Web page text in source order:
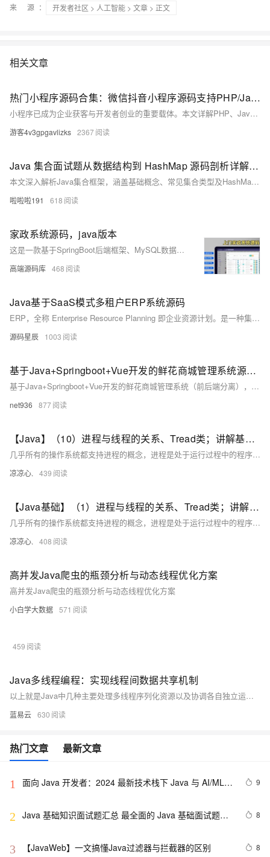
来 源：
开发者社区 > 人工智能 > 文章 > 正文
相关文章
热门小程序源码合集：微信抖音小程序源码支持PHP/Java/uni-app完整项目实践指南
小程序已成为企业获客与开发者创业的重要载体。本文详解PHP、Java、uni-app三大技术栈在电商、工具、服务类小程序中的源码应用，提供从开发到部署的全流程指南，并分享选型避坑与商业化落地策略，助力开发者高效构建稳定可扩展项目。
游客4v3gpgavlizks 2367
Java 集合面试题从数据结构到 HashMap 源码剖析详解及长尾考点梳理
本文深入解析Java集合框架，涵盖基础概念、常见集合类型及HashMap的底层数据结构与源码实现。从Collection、Map到Iterator接口，逐一剖析其特性与应用场景。重点解读HashMap在JDK1.7与1.8中的数据结构演变，包括数组+链表+红黑树优化，以及put方法和扩容机制的实现细节。结合订单管理与用户权限管理等实际案例，展示集合框架的应用价值，助你全面掌握相关知识，轻松应对面试与开发需求。
啦啦啦191 618
家政系统源码，java版本
这是一款基于SpringBoot后端框架、MySQL数据库及Uniapp移动端开发的家政预约上门服务系统。
高端源码库 468
Java基于SaaS模式多租户ERP系统源码
ERP，全称 Enterprise Resource Planning 即企业资源计划。是一种集成化的管理软件系统，它通过信息技术手段，将企业的各个业务流程和资源管理进行整合，以提高企业的运营效率和管理水平，它是一种先进的企业管理理念和信息化管理系统。 适用于小微企业的 SaaS模式多租户ERP管理系统, 采用最新的技术栈开发, 让企业简单上云。专注于小微企业的应用需求，如企业基本的进销存、询价，报价, 采购、销售、MRP生产制造、品质管理、仓库库存管理、财务应收付款, OA办公单据、CRM等。
源码星辰 1003
基于Java+Springboot+Vue开发的鲜花商城管理系统源码+运行
基于Java+Springboot+Vue开发的鲜花商城管理系统（前后端分离），这是一项为大学生课程设计作业而开发的项目。该系统旨在帮助大学生学习并掌握Java编程技能，同时锻炼他们的项目设计与开发能力。通过学习基于Java的鲜花商城管理系统项目，大学生可以在实践中学习和提升自己的能力，为以后的职业发展打下坚实基础。技术学习共同进步
net936 877
【Java】（10）进程与线程的关系、Tread类；讲解基本线程安全、网络编程内容；JSON序列化与反序列化
几乎所有的操作系统都支持进程的概念，进程是处于运行过程中的程序，并且具有一定的独立功能，进程是系统进行资源分配和调度的一个独立单位一般而言，进程包含如下三个特征。独立性动态性并发性。
凉凉心. 439
【Java基础】（1）进程与线程的关系、Tread类；讲解基本线程安全、网络编程内容；JSON序列化与反序列化
几乎所有的操作系统都支持进程的概念，进程是处于运行过程中的程序，并且具有一定的独立功能，进程是系统进行资源分配和调度的一个独立单位一般而言，进程包含如下三个特征。独立性动态性并发性。
凉凉心. 408
高并发Java爬虫的瓶颈分析与动态线程优化方案
高并发Java爬虫的瓶颈分析与动态线程优化方案
小白学大数据 571
459
Java多线程编程：实现线程间数据共享机制
以上就是Java中几种主要处理多线程序列化资源以及协调各自独立运行但需相互配合以完成任务threads 的技术手段与策略。正确应用上述技术将大大增强你程序稳定性与效率同时也降低bug出现率因此深刻理解每项技术背后理论至关重要.
蓝易云 630
热门文章 最新文章
1 面向 Java 开发者：2024 最新技术栈下 Java 与 AI/ML
9
2 Java 基础知识面试题汇总 最全面的 Java 基础面试题整
8
3 【JavaWeb】一文搞懂Java过滤器与拦截器的区别 8